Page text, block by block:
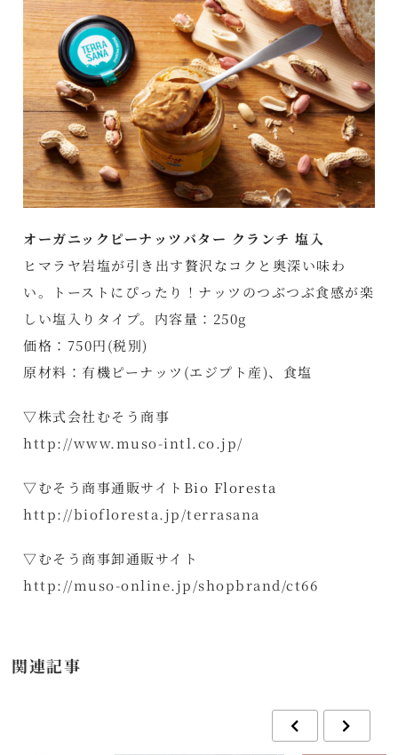
オーガニックピーナッツバター クランチ 塩入
ヒマラヤ岩塩が引き出す贅沢なコクと奥深い味わ
い。トーストにぴったり！ナッツのつぶつぶ食感が楽
しい塩入りタイプ。内容量：250g
価格：750円(税別)
原材料：有機ピーナッツ(エジプト産)、食塩
▽株式会社むそう商事
http://www.muso-intl.co.jp/
▽むそう商事通販サイトBio Floresta
http://biofloresta.jp/terrasana
▽むそう商事卸通販サイト
http://muso-online.jp/shopbrand/ct66
関連記事